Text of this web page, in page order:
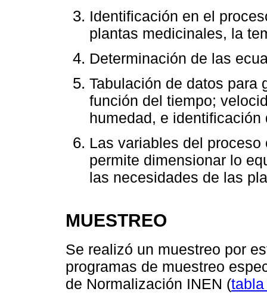
Identificación en el
plantas medicinales, la
Determinación de las
Tabulación de datos para
función del tiempo;
humedad, e
Las variables del
permite dimensionar lo
las necesidades de las
MUESTREO
Se realizó un muestreo por
programas de muestreo
de Normalización INEN (